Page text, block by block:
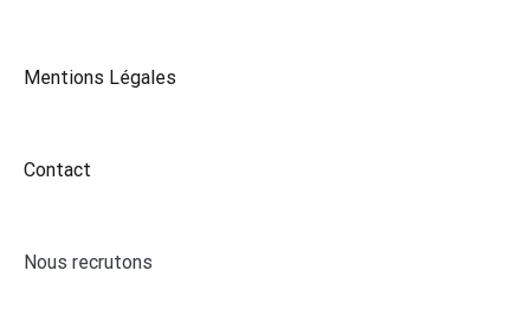
Mentions Légales
Contact
Nous recrutons